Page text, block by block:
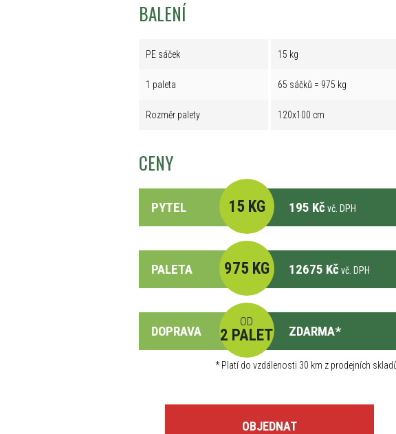
BALENÍ
PE sáček 15 kg
1 paleta 65 sáčků = 975 kg
Rozměr palety 120x100 cm
CENY
PYTEL 15 KG 195 Kč vč. DPH
PALETA 975 KG 12675 Kč vč. DPH
DOPRAVA
OD
2 PALET ZDARMA*
*Platí do vzdálenosti 30 km z prodejních
OBJEDNAT